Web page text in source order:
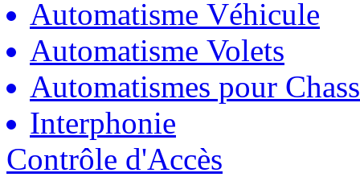
Automatisme Véhicule
Automatisme Volets
Automatismes pour
Interphonie
Contrôle d'Accès